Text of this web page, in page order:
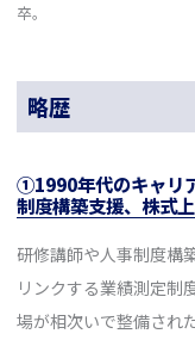
卒。
略歴
①1990年代のキャリ
制度構築支援、株式上
研修講師や人事制度構
リンクする業績測定制
場が相次いで整備され